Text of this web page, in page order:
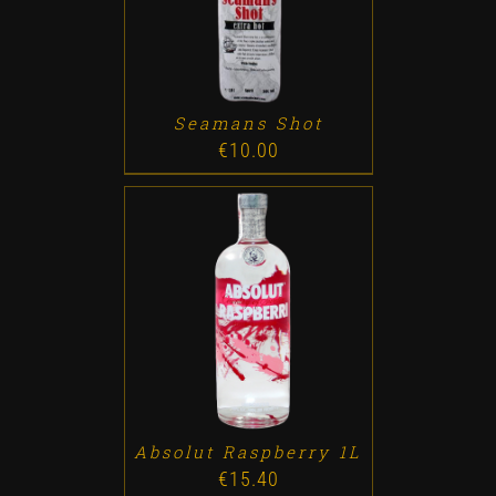
Seamans Shot
€10.00
ADD TO CART / DETALLES
Absolut Raspberry 1L
€15.40